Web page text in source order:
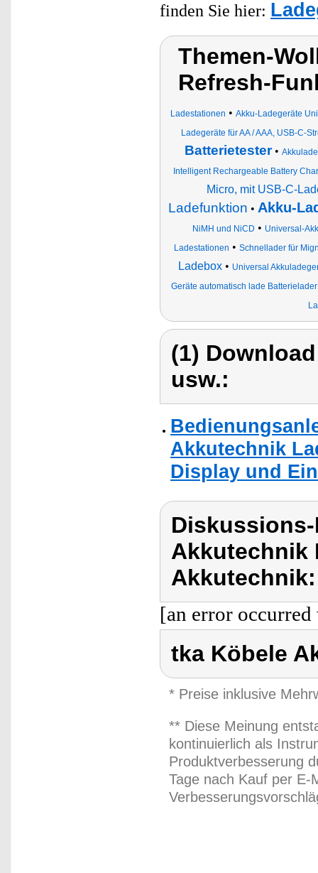
finden Sie hier:
Themen-
Refresh-
Ladestationen • Akku-Ladegeräte
Ladegeräte für AA / AAA, USB-C-
Batterietester•
Intelligent Rechargeable Battery
Micro, mit USB-C-
Ladefunktion • Akku-
NiMH und NiCD • Universal-
Ladestationen • Schnellader für
Ladebox• Universal
Geräte automatisch lade Batterielader
(1)
usw.:
Akkutechnik
Display und
Akkutechnik
Akkutechnik:
[an error
tka Köbele
* Preise inklusive
** Diese Meinung
kontinuierlich als
Produktverbesserung
Tage nach Kauf per E-